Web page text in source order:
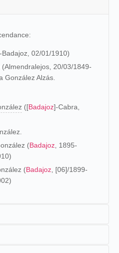
02/01/1910)
20/03/1849-
González Alzás.
([Badajoz]-Cabra,
(Badajoz , 1895-
(Badajoz , [06]/1899-